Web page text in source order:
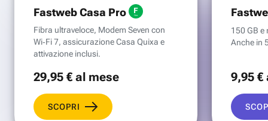
Fastweb Casa Pro
Fibra ultraveloce, Modem Seven con
Wi‑Fi 7, assicurazione Casa Quixa e
attivazione inclusi.
29,95 €al mese
SCOPRI
150 GB e
Anche in
9,95 €